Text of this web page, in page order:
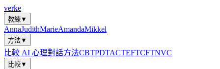
verke
教練▼
AnnaJudithMarieAmandaMikkel
方法▼
比較 AI 心理對話方法CBTPDTACTEFTCFTNVC
比較▼